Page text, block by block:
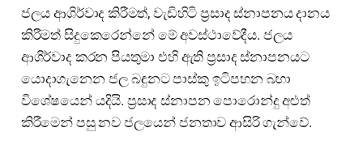
ජලය ආශිර්වාද කිරීමත්, වැඩිහිටි ප්‍රසාද ස්නාපනය දානය
කිරීමත් සිදුකෙරෙන්නේ මේ අවස්ථාවේදීය. ජලය
ආශිර්වාද කරන පියතුමා එහි ඇති ප්‍රසාද ස්නාපනයට
යොදාගැනෙන ජල බඳුනට පාස්කු ඉටිපහන බහා
විශේෂයෙන් යදියි. ප්‍රසාද ස්නාපන පොරොන්දු අළුත්
කිරීමෙන් පසු නව ජලයෙන් ජනතාව ආසිරි ගැන්වේ.